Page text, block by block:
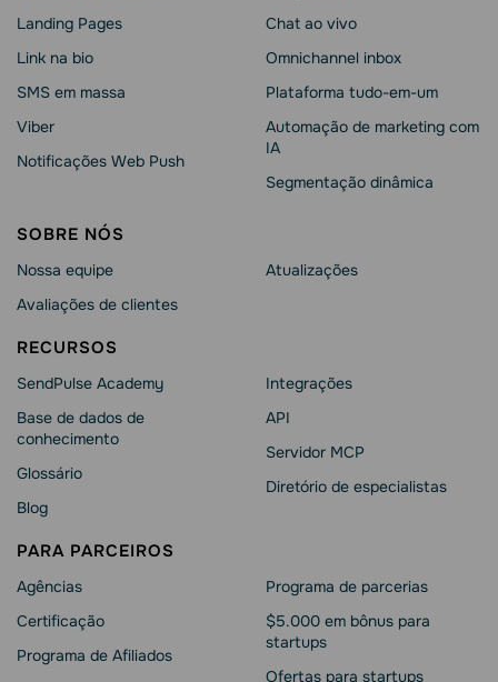
Landing Pages
Link na bio
SMS em massa
Viber
Notificações Web Push
Chat ao vivo
Omnichannel inbox
Plataforma tudo-em-um
Automação de marketing com
IA
Segmentação dinâmica
SOBRE NÓS
Nossa equipe
Avaliações de clientes
Atualizações
RECURSOS
SendPulse Academy
Base de dados de
conhecimento
Glossário
Blog
Integrações
API
Servidor MCP
Diretório de especialistas
PARA PARCEIROS
Agências
Сertificação
Programa de Afiliados
Programa de parcerias
$5.000 em bônus para
startups
Ofertas para startups